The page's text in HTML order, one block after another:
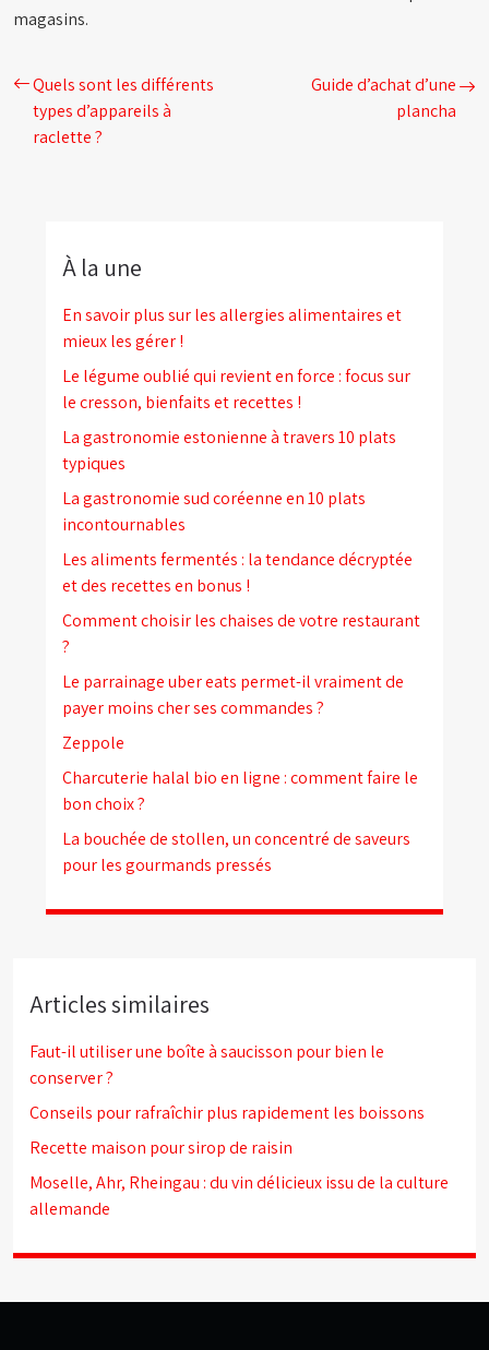
magasins.
Quels sont les différents
types d’appareils à
raclette ?
Guide d’achat d’une
plancha
À la une
En savoir plus sur les allergies alimentaires et
mieux les gérer !
Le légume oublié qui revient en force : focus sur
le cresson, bienfaits et recettes !
La gastronomie estonienne à travers 10 plats
typiques
La gastronomie sud coréenne en 10 plats
incontournables
Les aliments fermentés : la tendance décryptée
et des recettes en bonus !
Comment choisir les chaises de votre restaurant
?
Le parrainage uber eats permet-il vraiment de
payer moins cher ses commandes ?
Zeppole
Charcuterie halal bio en ligne : comment faire le
bon choix ?
La bouchée de stollen, un concentré de saveurs
pour les gourmands pressés
Articles similaires
Faut-il utiliser une boîte à saucisson pour bien le
conserver ?
Conseils pour rafraîchir plus rapidement les boissons
Recette maison pour sirop de raisin
Moselle, Ahr, Rheingau : du vin délicieux issu de la culture
allemande